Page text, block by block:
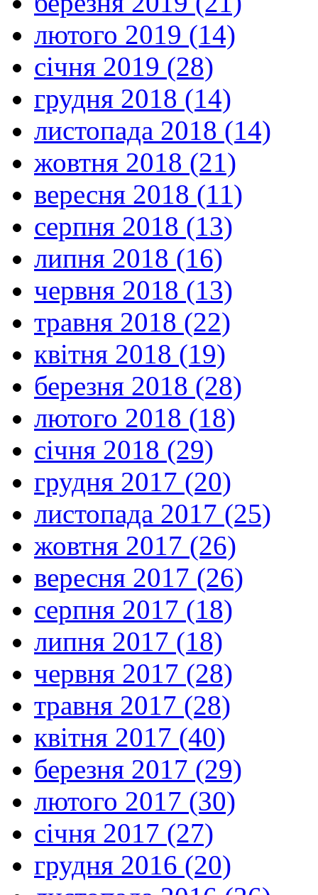
лютого 2019 (14)
січня 2019 (28)
грудня 2018 (14)
листопада 2018 (14)
жовтня 2018 (21)
вересня 2018 (11)
серпня 2018 (13)
липня 2018 (16)
червня 2018 (13)
травня 2018 (22)
квітня 2018 (19)
березня 2018 (28)
лютого 2018 (18)
січня 2018 (29)
грудня 2017 (20)
листопада 2017 (25)
жовтня 2017 (26)
вересня 2017 (26)
серпня 2017 (18)
липня 2017 (18)
червня 2017 (28)
травня 2017 (28)
квітня 2017 (40)
березня 2017 (29)
лютого 2017 (30)
січня 2017 (27)
грудня 2016 (20)